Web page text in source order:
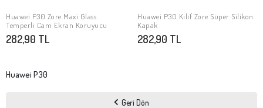
SEPETE EKLE
Huawei P30 Zore Maxi Glass
Temperli Cam Ekran Koruyucu
282,90 TL
SEPETE EKLE
Huawei P30 Kılıf Zore Süper Silikon
Kapak
282,90 TL
Huawei P30
Geri Dön